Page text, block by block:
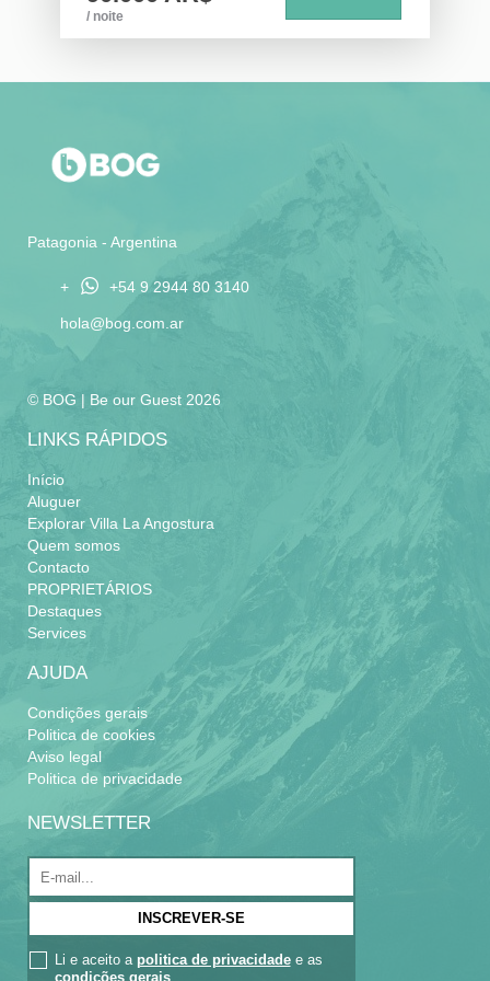
Sofia (Argentina)
Gracias Sofía por elegirnos y confiar en
desfrutando da tranquilidade e do acesso a
chão, encontrará uma sala-de-estar com
(um de casal e outro com duas camas
individuais) e uma casa de banho completa.
comodidades: TV Smart 42", DirecTV, Wi-
qualidade garantem uma estadia
Angostura é ideal para casais, famílias ou
A poucos passos de comércios,
restaurantes e supermercados, este
alojamento é ideal para desfrutar da
gastronomia local, fazer compras ou
simplesmente passear pelo centro de Villa
La Angostura. A sua localização também
facilita o acesso a atividades ao ar livre nos
arredores, sendo perfeito para quem
procura um alojamento em Villa La
Angostura que combine comodidade e
conveniência.
RESERVE DIRETAMENTE COM BOG e
aproveite as melhores tarifas, sem
intermediários. Contacte-nos hoje mesmo
encantador apartamento no centro de Villa
La Angostura!
O alojamento não admite animais de
/ noite
Patagonia - Argentina
+ +54 9 2944 80 3140
hola@bog.com.ar
© BOG | Be our Guest 2026
LINKS RÁPIDOS
Início
Aluguer
Explorar Villa La Angostura
Quem somos
Contacto
PROPRIETÁRIOS
Destaques
Services
AJUDA
Condições gerais
Politica de cookies
Aviso legal
Politica de privacidade
NEWSLETTER
Li e aceito a politica de privacidadee as
condições gerais